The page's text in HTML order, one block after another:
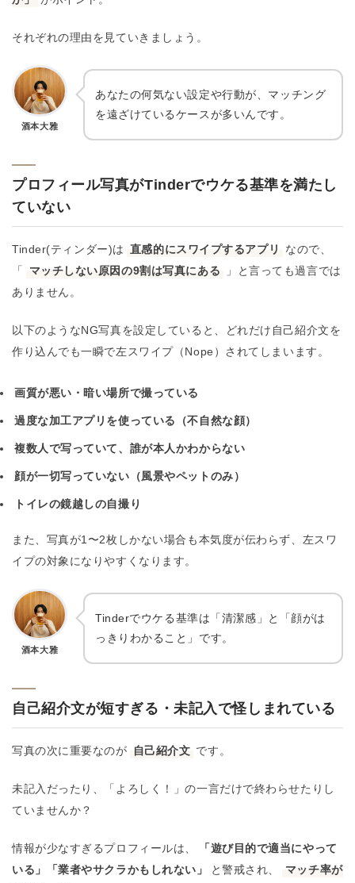
それぞれの理由を見ていきましょう。
酒本大雅
あなたの何気ない設定や行動が、マッチング
を遠ざけているケースが多いんです。
プロフィール写真がTinderでウケる基準を満たし
ていない
Tinder(ティンダー)は 直感的にスワイプするアプリ
なので、
「
マッチしない原因の9割は写真にある
」と言っても過言では
ありません。
以下のようなNG写真を設定していると、どれだけ自己紹介文を
作り込んでも一瞬で左スワイプ（Nope）されてしまいます。
画質が悪い・暗い場所で撮っている
過度な加工アプリを使っている（不自然な顔）
複数人で写っていて、誰が本人かわからない
顔が一切写っていない（風景やペットのみ）
トイレの鏡越しの自撮り
また、写真が1〜2枚しかない場合も本気度が伝わらず、左スワ
イプの対象になりやすくなります。
酒本大雅
Tinderでウケる基準は「清潔感」と「顔がは
っきりわかること」です。
自己紹介文が短すぎる・未記入で怪しまれている
写真の次に重要なのが 自己紹介文 です。
未記入だったり、「よろしく！」の一言だけで終わらせたりし
ていませんか？
情報が少なすぎるプロフィールは、
「遊び目的で適当にやって
いる」「業者やサクラかもしれない」
と警戒され、
マッチ率が